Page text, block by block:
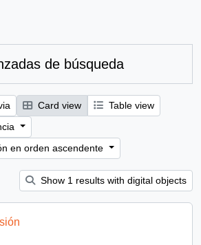
de búsqueda
Card view
Table view
en orden ascendente
Show 1 results with digital objects